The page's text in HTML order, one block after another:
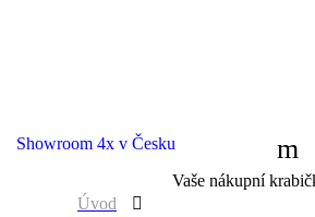
Vaše nákupní
Showroom 4x v Česku
Úvod